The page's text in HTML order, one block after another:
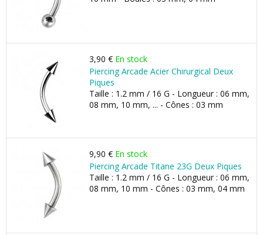
3,90 € En stock
Piercing Arcade Acier Chirurgical Deux
Piques
Taille : 1.2 mm / 16 G - Longueur : 06 mm,
08 mm, 10 mm, ... - Cônes : 03 mm
9,90 € En stock
Piercing Arcade Titane 23G Deux Piques
Taille : 1.2 mm / 16 G - Longueur : 06 mm,
08 mm, 10 mm - Cônes : 03 mm, 04 mm